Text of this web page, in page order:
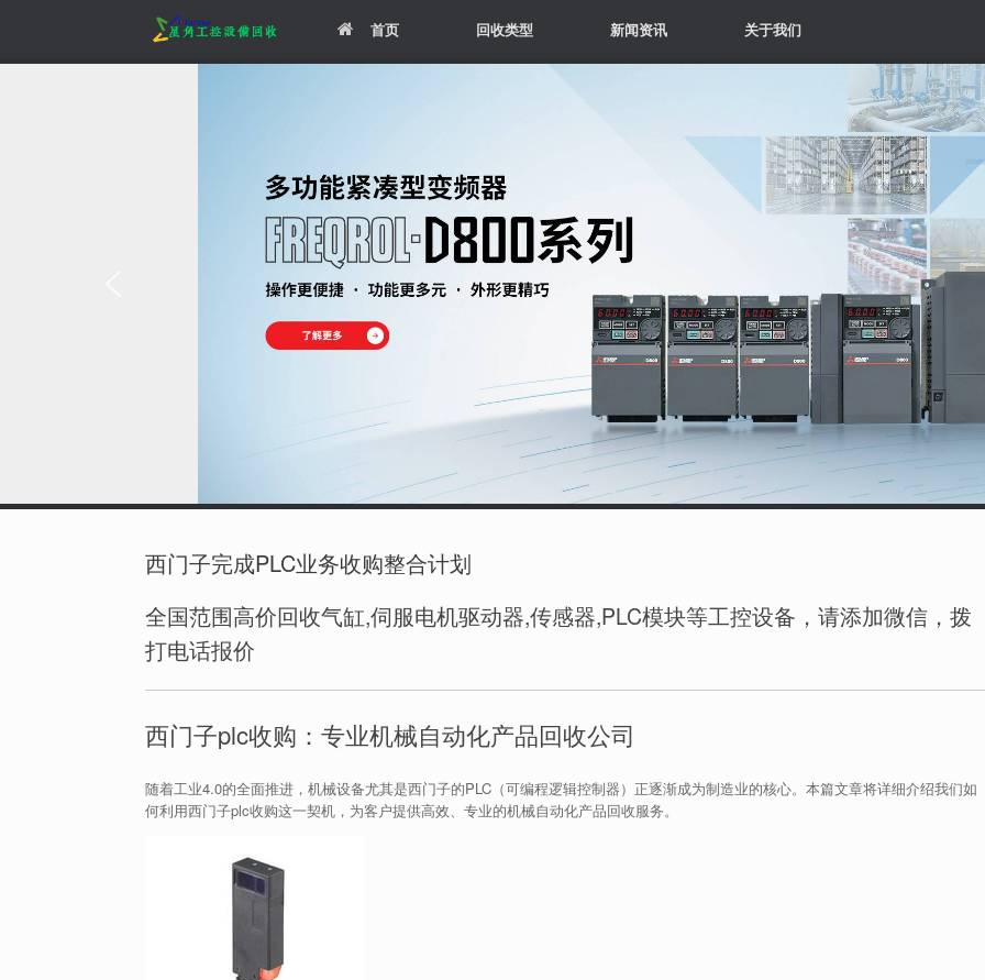
首页 回收类型 新闻资讯 关于我们
西门子完成PLC业务收购整合计划
全国范围高价回收气缸,伺服电机驱动器,传感器,PLC模块等工控设备，请添加微信，拨
打电话报价
西门子plc收购：专业机械自动化产品回收公司
随着工业4.0的全面推进，机械设备尤其是西门子的PLC（可编程逻辑控制器）正逐渐成为制造业的核心。本篇文章将详细介绍我们如
何利用西门子plc收购这一契机，为客户提供高效、专业的机械自动化产品回收服务。